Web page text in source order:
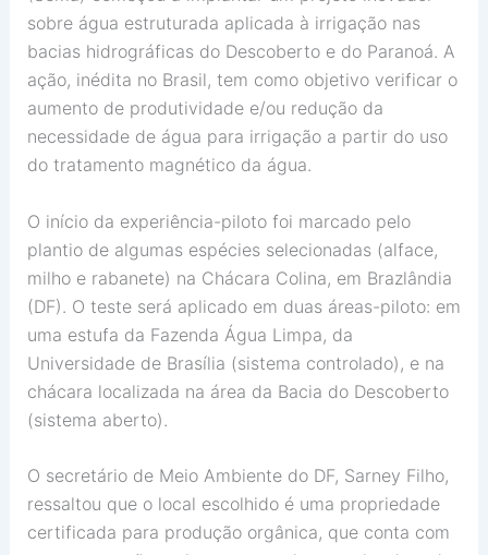
sobre água estruturada aplicada à irrigação nas
bacias hidrográficas do Descoberto e do Paranoá. A
ação, inédita no Brasil, tem como objetivo verificar o
aumento de produtividade e/ou redução da
necessidade de água para irrigação a partir do uso
do tratamento magnético da água.
O início da experiência-piloto foi marcado pelo
plantio de algumas espécies selecionadas (alface,
milho e rabanete) na Chácara Colina, em Brazlândia
(DF). O teste será aplicado em duas áreas-piloto: em
uma estufa da Fazenda Água Limpa, da
Universidade de Brasília (sistema controlado), e na
chácara localizada na área da Bacia do Descoberto
(sistema aberto).
O secretário de Meio Ambiente do DF, Sarney Filho,
ressaltou que o local escolhido é uma propriedade
certificada para produção orgânica, que conta com